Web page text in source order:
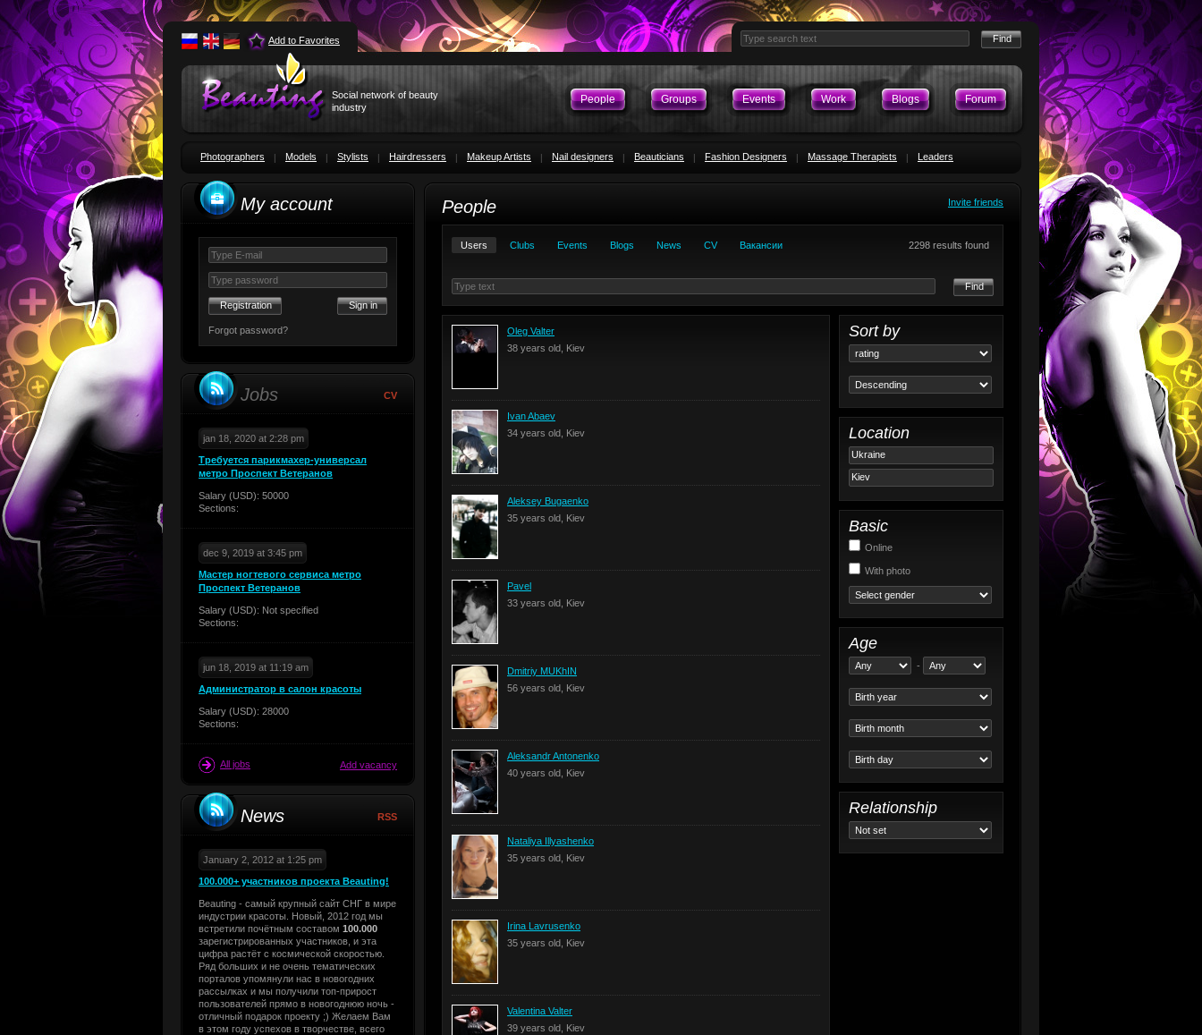
Add to Favorites
Social network of beauty
industry
People Groups Events Work Blogs Forum
Photographers Models Stylists Hairdressers Makeup Artists Nail designers Beauticians Fashion Designers Massage Therapists Leaders
My account
Registration
Forgot password?
Jobs CV
jan 18, 2020 at 2:28 pm
Требуется парикмахер-универсал
метро Проспект Ветеранов
Salary (USD): 50000
Sections:
dec 9, 2019 at 3:45 pm
Мастер ногтевого сервиса метро
Проспект Ветеранов
Salary (USD): Not specified
Sections:
jun 18, 2019 at 11:19 am
Администратор в салон красоты
Salary (USD): 28000
Sections:
All jobs Add vacancy
RSS
News
January 2, 2012 at 1:25 pm
100.000+ участников проекта Beauting!
Beauting - самый крупный сайт СНГ в мире
индустрии красоты. Новый, 2012 год мы
встретили почётным составом 100.000
зарегистрированных участников, и эта
цифра растёт с космической скоростью.
Ряд больших и не очень тематических
порталов упомянули нас в новогодних
рассылках и мы получили топ-прирост
пользователей прямо в новогоднюю ночь -
отличный подарок проекту ;) Желаем Вам
в этом году успехов в творчестве, всего
Invite friends
People
Users Clubs Events Blogs News CV Вакансии 2298 results found
Find
Oleg Valter
38 years old, Kiev
Ivan Abaev
34 years old, Kiev
Aleksey Bugaenko
35 years old, Kiev
Pavel
33 years old, Kiev
Dmitriy MUKhIN
56 years old, Kiev
Aleksandr Antonenko
40 years old, Kiev
Nataliya Illyashenko
35 years old, Kiev
Irina Lavrusenko
35 years old, Kiev
Valentina Valter
39 years old, Kiev
Sort by
Location
Basic
Online
With photo
Age
-
Relationship